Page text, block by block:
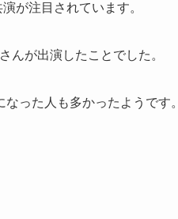
が注目されています。
んが出演したことでした。
った人も多かったようです。